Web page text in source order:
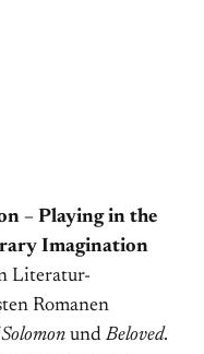
– Playing in the
Imagination
Literatur-
Romanen
undBeloved.